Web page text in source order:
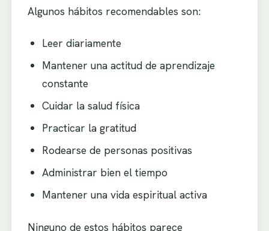
Algunos hábitos recomendables son:
Leer diariamente
Mantener una actitud de aprendizaje
constante
Cuidar la salud física
Practicar la gratitud
Rodearse de personas positivas
Administrar bien el tiempo
Mantener una vida espiritual activa
Ninguno de estos hábitos parece